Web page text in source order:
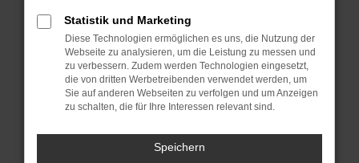
anderen Browser oder in einem privaten
Fenster?
Starte dein Gerät neu.
Das kann manchmal helfen, vorübergehende
Probleme zu beheben.
Betriebssystem auf dem neuesten Stand
Statistik und Marketing
Diese Technologien ermöglichen es uns, die Nutzung der
Webseite zu analysieren, um die Leistung zu messen und
zu verbessern. Zudem werden Technologien eingesetzt,
die von dritten Werbetreibenden verwendet werden, um
Sie auf anderen Webseiten zu verfolgen und um Anzeigen
zu schalten, die für Ihre Interessen relevant sind.
Speichern